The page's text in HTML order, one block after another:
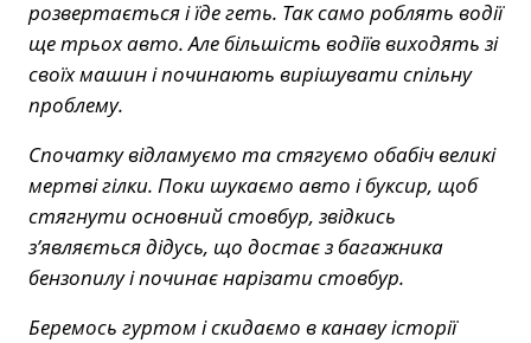
розвертається і їде геть. Так само роблять водії
ще трьох авто. Але більшість водіїв виходять зі
своїх машин і починають вирішувати спільну
проблему.
Спочатку відламуємо та стягуємо обабіч великі
мертві гілки. Поки шукаємо авто і буксир, щоб
стягнути основний стовбур, звідкись
з’являється дідусь, що достає з багажника
бензопилу і починає нарізати стовбур.
Беремось гуртом і скидаємо в канаву історії